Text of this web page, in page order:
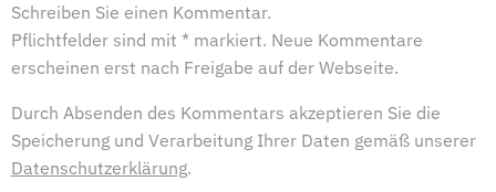
Schreiben Sie einen Kommentar.
Pflichtfelder sind mit * markiert. Neue Kommentare
erscheinen erst nach Freigabe auf der Webseite.
Durch Absenden des Kommentars akzeptieren Sie die
Speicherung und Verarbeitung Ihrer Daten gemäß unserer
Datenschutzerklärung.